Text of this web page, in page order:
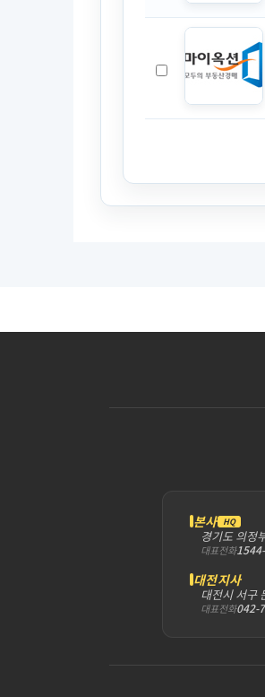
본사 HQ
경기도 의정
대표전화
대전지사
대전시 서구
대표전화042-